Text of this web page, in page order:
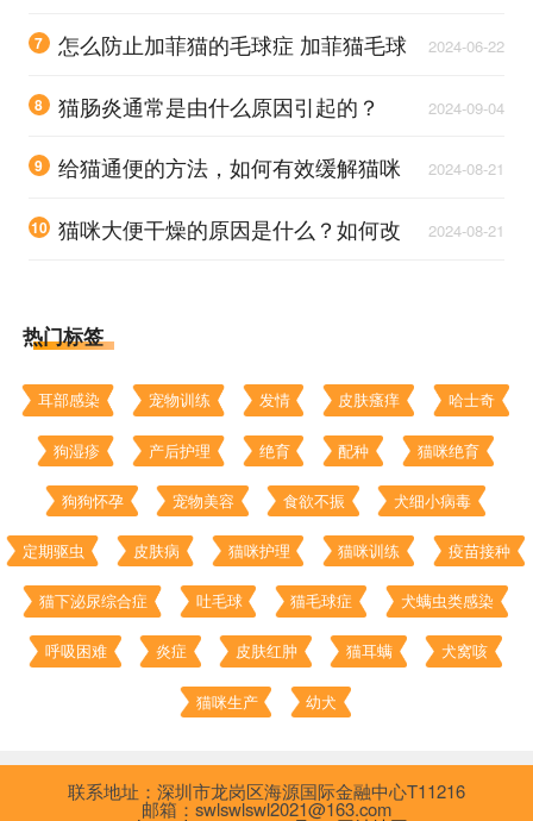
7
怎么防止加菲猫的毛球症 加菲猫毛球
2024-06-22
8 猫肠炎通常是由什么原因引起的？ 2024-09-04
9
给猫通便的方法，如何有效缓解猫咪
2024-08-21
10 猫咪大便干燥的原因是什么？如何改
2024-08-21
热门标签
耳部感染 宠物训练 发情 皮肤瘙痒 哈士奇
狗湿疹 产后护理 绝育 配种 猫咪绝育
狗狗怀孕 宠物美容 食欲不振 犬细小病毒
定期驱虫 皮肤病 猫咪护理 猫咪训练 疫苗接种
猫下泌尿综合症 吐毛球 猫毛球症 犬螨虫类感染
呼吸困难 炎症 皮肤红肿 猫耳螨 犬窝咳
猫咪生产 幼犬
联系地址：深圳市龙岗区海源国际金融中心T11216
邮箱：swlswlswl2021@163.com